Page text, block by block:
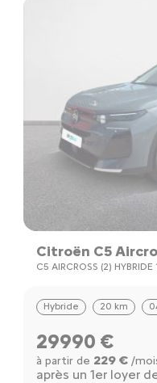
Citroën C5
C5 AIRCROSS (2)
Hybride 20 km
29990 €
à partir de 229 €/
après un 1er loyer